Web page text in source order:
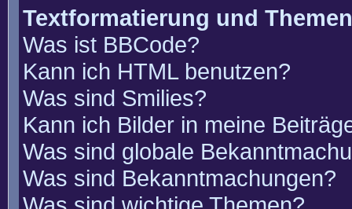
Textformatierung und
Was ist BBCode?
Kann ich HTML benutzen?
Was sind Smilies?
Kann ich Bilder in meine
Was sind globale
Was sind Bekanntmachungen?